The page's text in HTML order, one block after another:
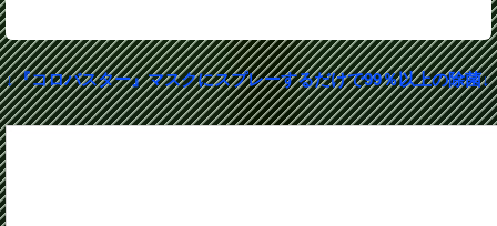
↓『コロバスター』マスクにスプレーするだけで99％以上の除菌↓